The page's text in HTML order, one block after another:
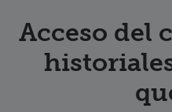
Acceso del